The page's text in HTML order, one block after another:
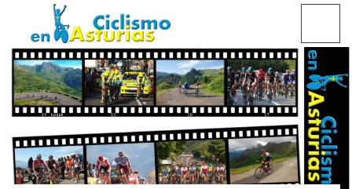
CICLISMO EN ASTURIAS